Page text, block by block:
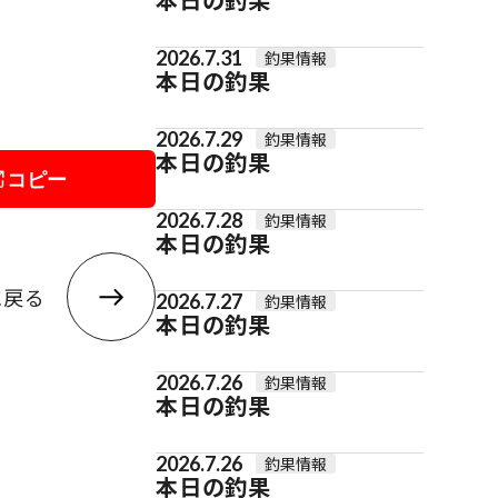
コピー
る
2026.7.31 釣果情報
本日の釣果
2026.7.29 釣果情報
本日の釣果
2026.7.28 釣果情報
本日の釣果
2026.7.27 釣果情報
本日の釣果
2026.7.26 釣果情報
本日の釣果
2026.7.26 釣果情報
本日の釣果